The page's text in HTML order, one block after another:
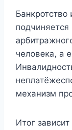
человека, а
механизм
Итог